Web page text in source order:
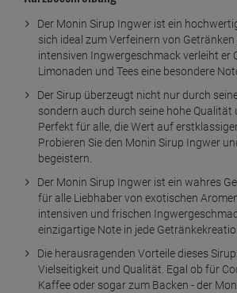
Der Monin Sirup Ingwer ist ein
sich ideal zum Verfeinern von
intensiven Ingwergeschmack verleiht er
Limonaden und Tees eine besondere
Der Sirup überzeugt nicht nur durch
sondern auch durch seine hohe Qualität
Perfekt für alle, die Wert auf
Probieren Sie den Monin Sirup Ingwer
begeistern.
Der Monin Sirup Ingwer ist ein wahres
für alle Liebhaber von exotischen
intensiven und frischen
einzigartige Note in jede
Die herausragenden Vorteile dieses
Vielseitigkeit und Qualität. Egal ob für
Kaffee oder sogar zum Backen - der